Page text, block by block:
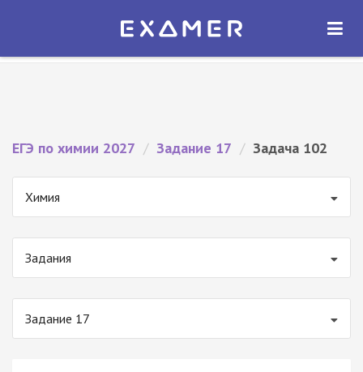
Экзамер — ЕГЭ 2027
ОТКРЫТЬ
ЕГЭ по химии 2027 / Задание 17 / Задача 102
Химия
Задания
Задание 17